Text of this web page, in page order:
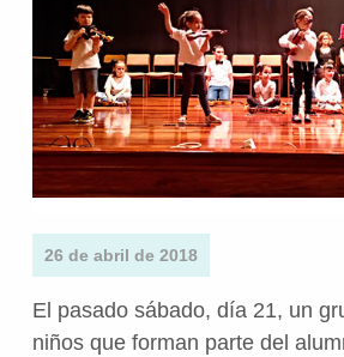
26 de abril de 2018
El pasado sábado, día 21, un
niños que forman parte del